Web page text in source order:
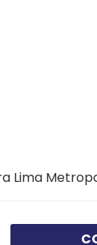
Lima